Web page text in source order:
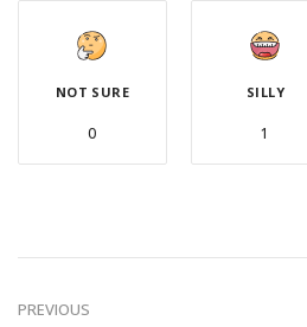
NOT SURE
0
SILLY
1
PREVIOUS